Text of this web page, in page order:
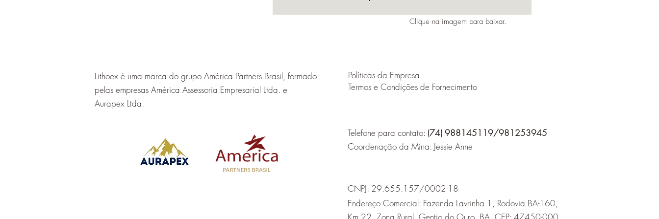
Clique na imagem para baixar.
Lithoex é uma marca do grupo América Partners Brasil, formado
pelas empresas América Assessoria Empresarial Ltda. e
Aurapex Ltda.
Políticas da Empresa
Termos e Condições de Fornecimento
Telefone para contato: (74) 988145119/981253945
Coordenação da Mina: Jessie Anne
CNPJ: 29.655.157/0002-18
Endereço Comercial: Fazenda Lavrinha 1, Rodovia BA-160,